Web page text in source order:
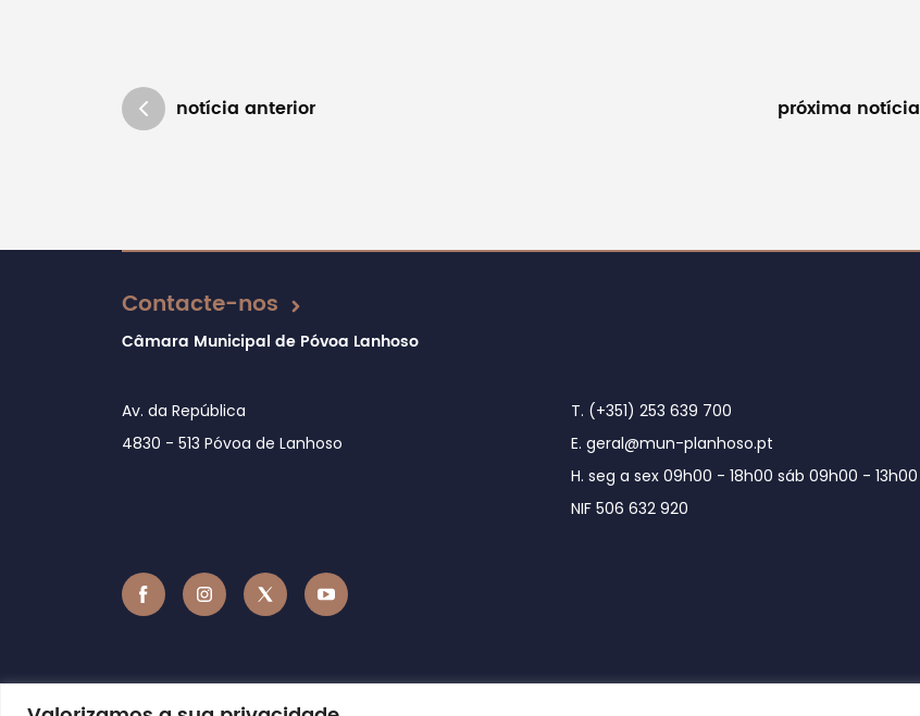
notícia anterior próxima notícia
Atualizado em 15/01/2020
Contacte-nos
Câmara Municipal de Póvoa Lanhoso
Av. da República
4830 - 513 Póvoa de Lanhoso
T. (+351) 253 639 700
E. geral@mun-planhoso.pt
H. seg a sex 09h00 - 18h00 sáb 09h00 - 13h00
NIF 506 632 920